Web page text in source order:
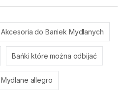
Akcesoria do Baniek Mydlanych
Bańki które można odbijać
allegro